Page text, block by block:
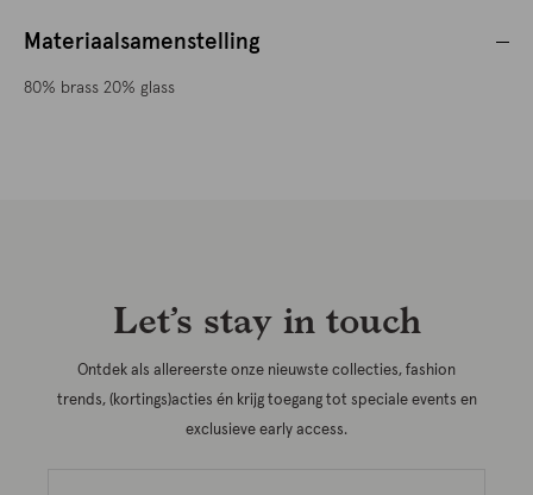
Materiaalsamenstelling
80% brass 20% glass
Let’s stay in touch
Ontdek als allereerste onze nieuwste collecties, fashion
trends, (kortings)acties én krijg toegang tot speciale events en
exclusieve early access.